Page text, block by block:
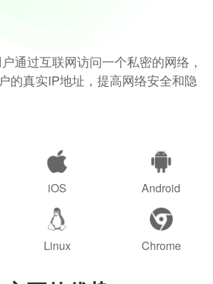
通过互联网访问一个私密的网络，
的真实IP地址，提高网络安全和隐
iOS Android
Linux Chrome